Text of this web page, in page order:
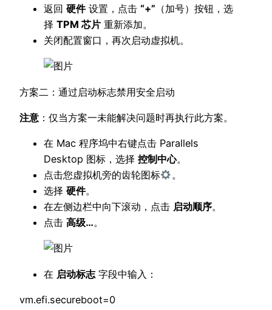
返回 硬件设置，点击 “+” （加号）按钮，选
择 TPM 芯片 重新添加。
关闭配置窗口，再次启动虚拟机。
方案二：通过启动标志禁用安全启动
注意 ：仅当方案一未能解决问题时再执行此方案。
在 Mac 程序坞中右键点击 Parallels
Desktop 图标，选择 控制中心。
点击您虚拟机旁的齿轮图标
。
选择 硬件。
在左侧边栏中向下滚动，点击 启动顺序。
点击 高级…。
在 启动标志 字段中输入：
vm.efi.secureboot=0